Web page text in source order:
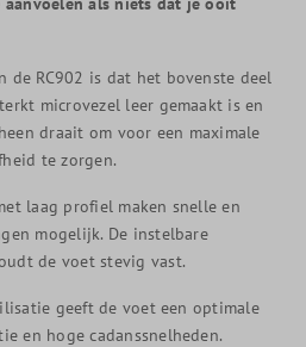
de RC902 is dat het bovenste deel
microvezel leer gemaakt is en
draait om voor een maximale
te zorgen.
laag profiel maken snelle en
mogelijk. De instelbare
de voet stevig vast.
geeft de voet een optimale
en hoge cadanssnelheden.